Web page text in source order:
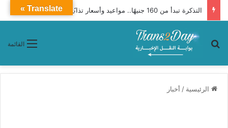
التذكرة تبدأ من 160 جنيهًا.. مواعيد وأسعار تذاكر 6 أتوبيسات «جو باص» من الإسكندرية إلى الساحل الشمالي
القائمة بحث عن
الرئيسية / أخبار
Translate »